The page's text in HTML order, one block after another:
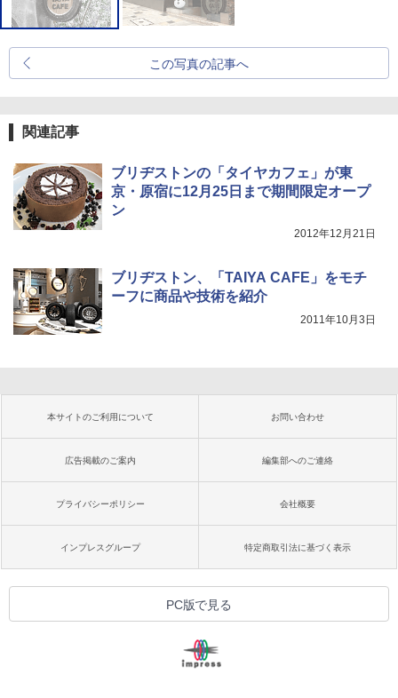
この写真の記事へ
関連記事
ブリヂストンの「タイヤカフェ」が東
京・原宿に12月25日まで期間限定オープ
ン
2012年12月21日
ブリヂストン、「TAIYA CAFE」をモチ
ーフに商品や技術を紹介
2011年10月3日
本サイトのご利用について お問い合わせ
広告掲載のご案内 編集部へのご連絡
プライバシーポリシー 会社概要
インプレスグループ 特定商取引法に基づく表示
PC版で見る